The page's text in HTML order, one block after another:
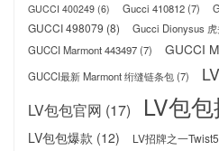
GUCCI 400249 (6) Gucci 410812(7)
GUCCI 498079 (8) Gucci Dionysus
GUCCI Marmont 443497(7) GUCCI
GUCCI最新 Marmont 绗缝链条包(7)
LV包包官网 (17) LV包
LV包包爆款 (12) LV招牌之一